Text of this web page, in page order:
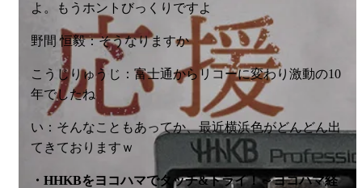
よ。もうホントびっくりですよ
野間 恒毅：そうなりますか
こうじりゅうじ：富士通からリコーに変わり激動の10
年でしたね
い：そんなこともあってか、最近横浜色がどんどん出
てきておりますｗ
・HHKBをヨコハマでタッチ&トライ！～ヨコハマ経